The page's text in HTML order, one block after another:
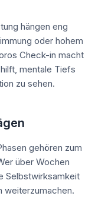
hängen eng
oder hohem
Check-in macht
mentale Tiefs
zu sehen.
gehören zum
über Wochen
Selbstwirksamkeit
weiterzumachen.